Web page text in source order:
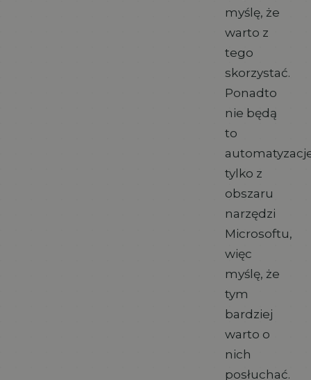
myślę, że
warto z
tego
skorzystać.
Ponadto
nie będą
to
tylko z
obszaru
narzędzi
Microsoftu,
więc
myślę, że
tym
bardziej
warto o
nich
posłuchać.